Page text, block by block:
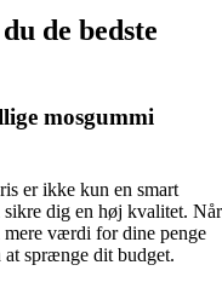
de bedste
mosgummi
er ikke kun en smart
sikre dig en høj kvalitet. Når
værdi for dine penge
sprænge dit budget.